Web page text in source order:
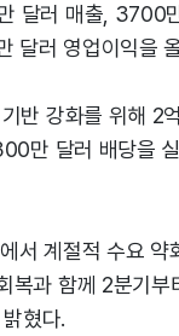
달러 매출, 3700
러 영업이익을
반 강화를 위해 2
만 달러 배당을
서 계절적 수요
복과 함께 2분기
혔다.